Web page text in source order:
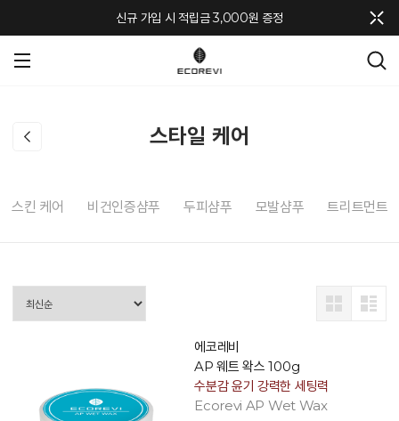
신규 가입 시 적립금 3,000원 증정
스타일 케어
스킨 케어 비건인증샴푸 두피샴푸 모발샴푸 트리트먼트
에코레비
AP 웨트 왁스 100g
수분감 윤기 강력한 세팅력
Ecorevi AP Wet Wax